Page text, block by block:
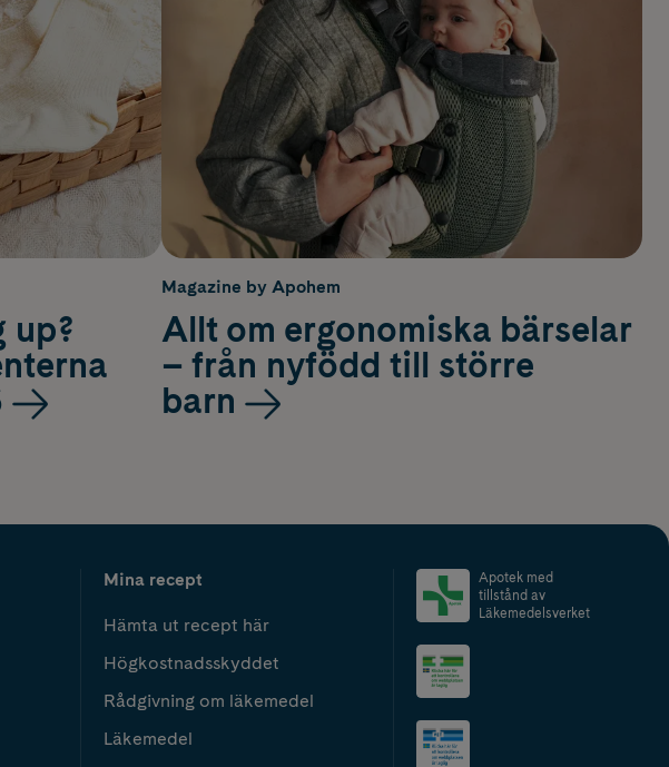
up?
Magazine by Apohem
Allt om ergonomiska bärselar
– från nyfödd till större
barn
Mina recept
Hämta ut recept här
Högkostnadsskyddet
Rådgivning om läkemedel
Läkemedel
Apotek med
tillstånd av
Läkemedelsverket